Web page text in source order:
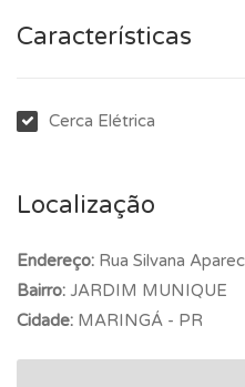
Características
Cerca Elétrica
Localização
Endereço: Rua Silvana
Bairro: JARDIM MUNIQUE
Cidade: MARINGÁ - PR